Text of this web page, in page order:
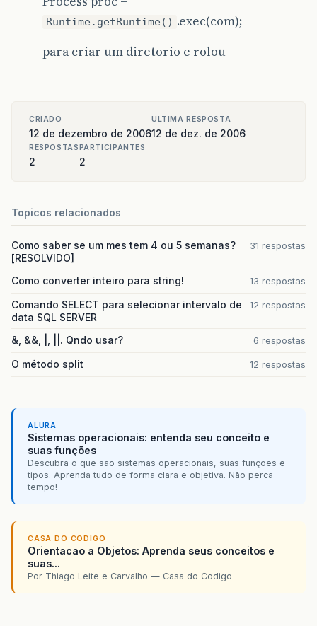
Runtime.getRuntime() .exec(com);
para criar um diretorio e rolou
CRIADO
12 de dezembro de 2006
ULTIMA RESPOSTA
12 de dez. de 2006
RESPOSTAS
2
PARTICIPANTES
2
Topicos relacionados
Como saber se um mes tem 4 ou 5 semanas?
[RESOLVIDO]
31 respostas
Como converter inteiro para string! 13 respostas
Comando SELECT para selecionar intervalo de
data SQL SERVER
12 respostas
&, &&, |, ||. Qndo usar? 6 respostas
O método split 12 respostas
ALURA
Sistemas operacionais: entenda seu conceito e
suas funções
Descubra o que são sistemas operacionais, suas funções e
tipos. Aprenda tudo de forma clara e objetiva. Não perca
tempo!
CASA DO CODIGO
Orientacao a Objetos: Aprenda seus conceitos e
suas...
Por Thiago Leite e Carvalho — Casa do Codigo